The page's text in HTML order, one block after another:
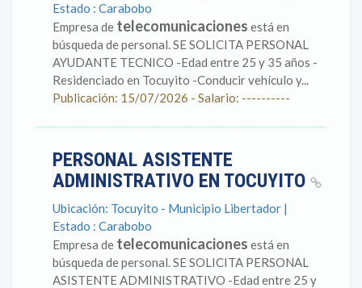
Estado : Carabobo
Empresa de telecomunicaciones está en
búsqueda de personal. SE SOLICITA PERSONAL
AYUDANTE TECNICO -Edad entre 25 y 35 años -
Residenciado en Tocuyito -Conducir vehículo y...
Publicación: 15/07/2026 - Salario: ----------
PERSONAL ASISTENTE
ADMINISTRATIVO EN TOCUYITO
Ubicación: Tocuyito - Municipio Libertador |
Estado : Carabobo
Empresa de telecomunicaciones está en
búsqueda de personal. SE SOLICITA PERSONAL
ASISTENTE ADMINISTRATIVO -Edad entre 25 y